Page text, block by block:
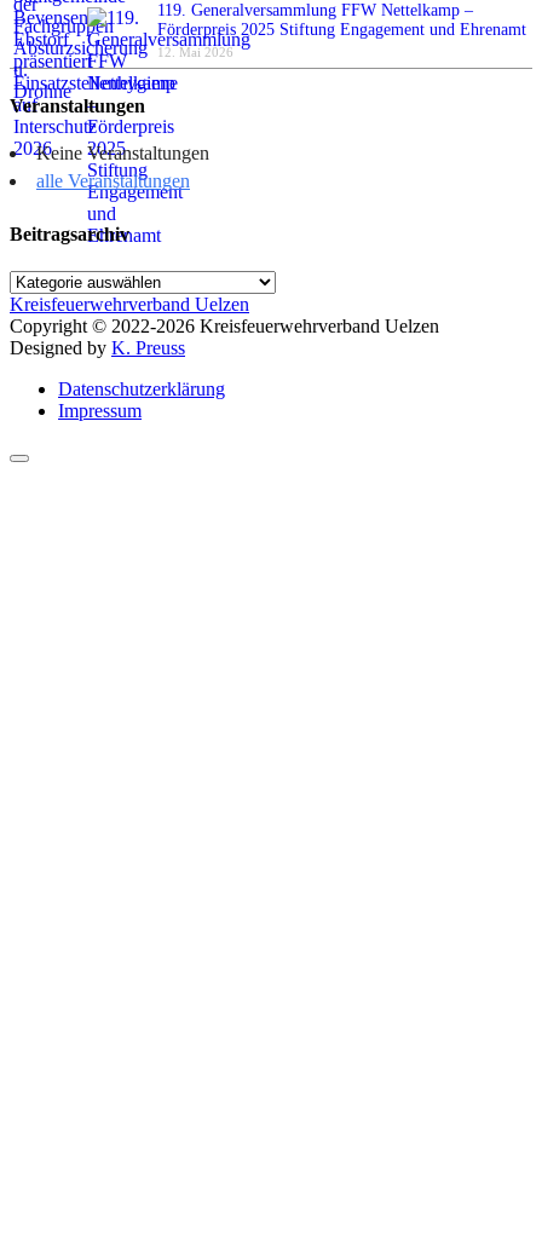
119. Generalversammlung FFW Nettelkamp –
Förderpreis 2025 Stiftung Engagement und Ehrenamt
12. Mai 2026
Veranstaltungen
Keine Veranstaltungen
alle Veranstaltungen
Beitragsarchiv
Beitragsarchiv
Kreisfeuerwehrverband Uelzen
Copyright © 2022-2026 Kreisfeuerwehrverband Uelzen
Designed by K. Preuss
Datenschutzerklärung
Impressum